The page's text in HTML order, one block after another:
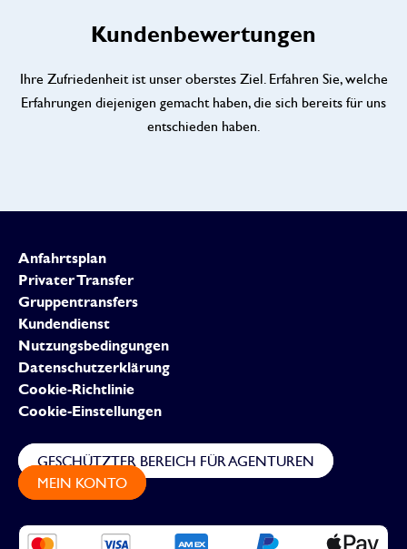
Kundenbewertungen
Ihre Zufriedenheit ist unser oberstes Ziel. Erfahren Sie, welche
Erfahrungen diejenigen gemacht haben, die sich bereits für uns
entschieden haben.
Anfahrtsplan
Privater Transfer
Gruppentransfers
Kundendienst
Nutzungsbedingungen
Datenschutzerklärung
Cookie-Richtlinie
Cookie-Einstellungen
GESCHÜTZTER BEREICH FÜR AGENTUREN
MEIN KONTO